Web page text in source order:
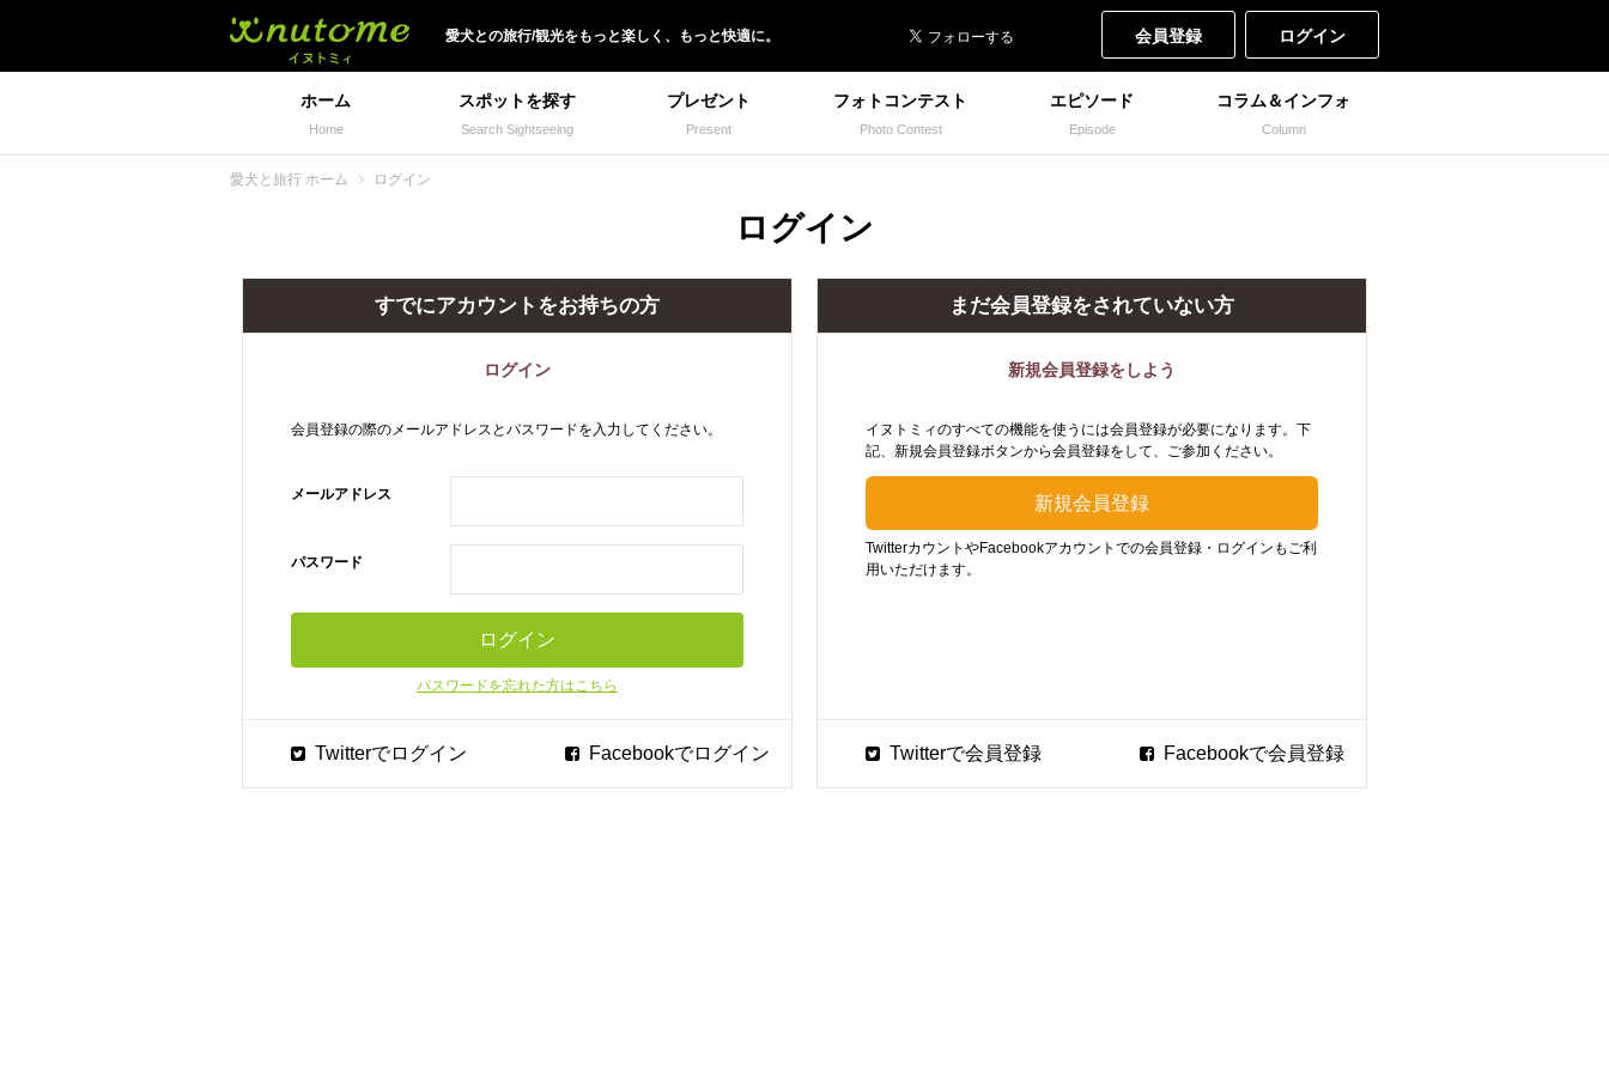
愛犬との旅行/観光をもっと楽しく、 もっと快適に。 会員登録 ログイン
ホーム
Home
スポットを探す
Search Sightseeing
プレゼント
Present
フォトコンテスト
Photo Contest
エピソード
Episode
コラム＆インフォ
Column
愛犬と旅行 ホーム ログイン
ログイン
すでにアカウントをお持ちの方
ログイン
会員登録の際のメールアドレスとパスワードを入力してください。
メールアドレス
パスワード
パスワードを忘れた方はこちら
まだ会員登録をされていない方
新規会員登録をしよう
イヌトミィのすべての機能を使うには会員登録が必要になります。下
記、新規会員登録ボタンから会員登録をして、ご参加ください。
TwitterカウントやFacebookアカウントでの会員登録・ログインもご利
用いただけます。